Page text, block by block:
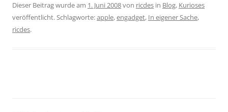
Dieser Beitrag wurde am 1. Juni 2008von ricdes in Blog, Kurioses
veröffentlicht. Schlagworte:apple,engadget, In eigener Sache,
ricdes.